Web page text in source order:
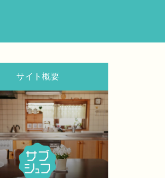
サイト概要